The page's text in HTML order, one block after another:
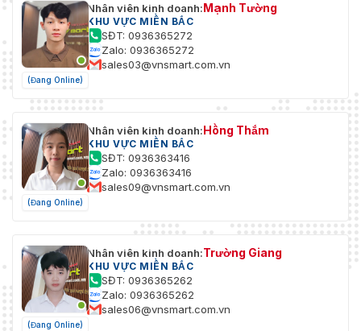
(Đang Online)
Nhân viên kinh doanh:Mạnh Tường
KHU VỰC MIỀN BẮC
SĐT: 0936365272
Zalo: 0936365272
sales03@vnsmart.com.vn
(Đang Online)
Nhân viên kinh doanh:Hồng Thắm
KHU VỰC MIỀN BẮC
SĐT: 0936363416
Zalo: 0936363416
sales09@vnsmart.com.vn
(Đang Online)
Nhân viên kinh doanh:Trường Giang
KHU VỰC MIỀN BẮC
SĐT: 0936365262
Zalo: 0936365262
sales06@vnsmart.com.vn